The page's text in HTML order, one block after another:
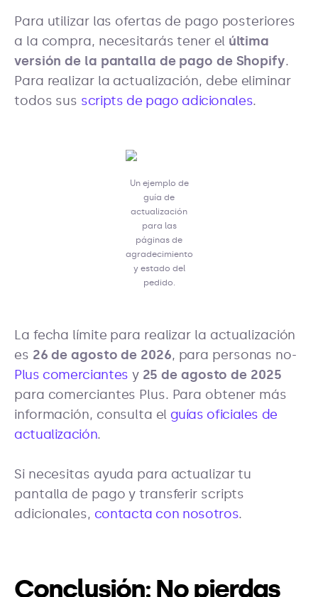
Para utilizar las ofertas de pago posteriores
a la compra, necesitarás tener el última
versión de la pantalla de pago de Shopify.
Para realizar la actualización, debe eliminar
todos sus scripts de pago adicionales.
Un ejemplo de
guía de
actualización
para las
páginas de
agradecimiento
y estado del
pedido.
La fecha límite para realizar la actualización
es 26 de agosto de 2026, para personas no-
Plus comerciantes y 25 de agosto de 2025
para comerciantes Plus. Para obtener más
información, consulta el guías oficiales de
actualización.
Si necesitas ayuda para actualizar tu
pantalla de pago y transferir scripts
adicionales, contacta con nosotros.
Conclusión: No pierdas